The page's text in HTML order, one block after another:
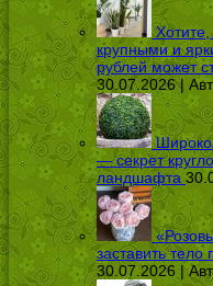
крупными и
рублей может
30.07.2026 |
— секрет
ландшафта
заставить тело
30.07.2026 |